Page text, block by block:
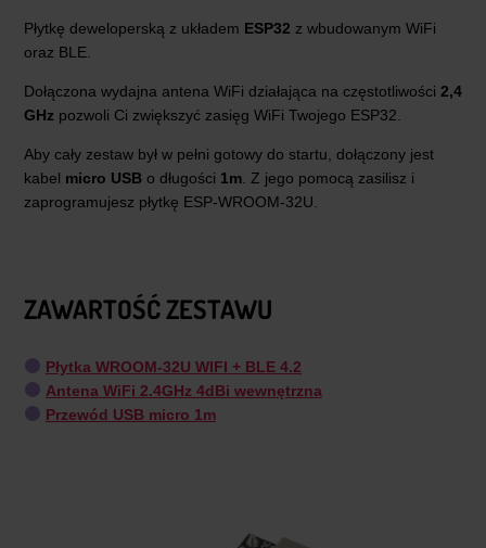
Płytkę deweloperską z układem ESP32 z wbudowanym WiFi
oraz BLE.
Dołączona wydajna antena WiFi działająca na częstotliwości 2,4
GHz pozwoli Ci zwiększyć zasięg WiFi Twojego ESP32.
Aby cały zestaw był w pełni gotowy do startu, dołączony jest
kabel micro USB o długości 1m . Z jego pomocą zasilisz i
zaprogramujesz płytkę ESP-WROOM-32U.
ZAWARTOŚĆ ZESTAWU
Płytka WROOM-32U WIFI + BLE 4.2
Antena WiFi 2.4GHz 4dBi wewnętrzna
Przewód USB micro 1m